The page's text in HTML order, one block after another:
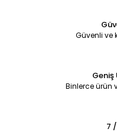
Güvenli ve
Geniş
Binlerce ürün
7